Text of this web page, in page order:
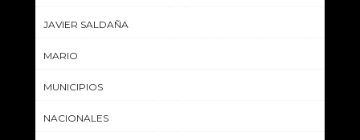
JAVIER SALDAÑA
MARIO
MUNICIPIOS
NACIONALES